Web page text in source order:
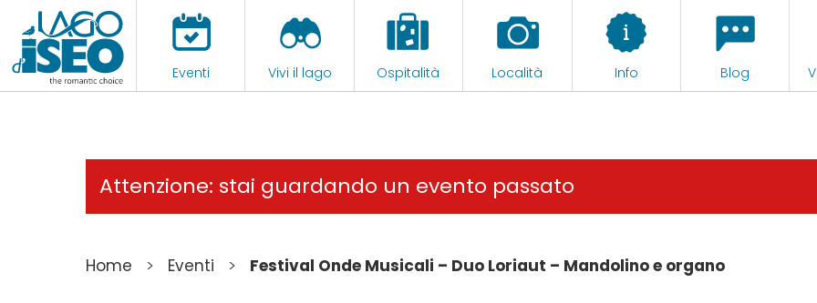
Eventi Vivi il lago Ospitalità Località Info Blog
Attenzione: stai guardando un evento passato
Home > Eventi > Festival Onde Musicali – Duo Loriaut – Mandolino e organo